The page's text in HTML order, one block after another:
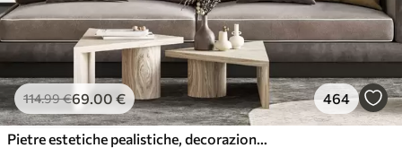
114.99€69.00 € 464
Pietre estetiche pealistiche, decorazione della casa, illuminazione naturale